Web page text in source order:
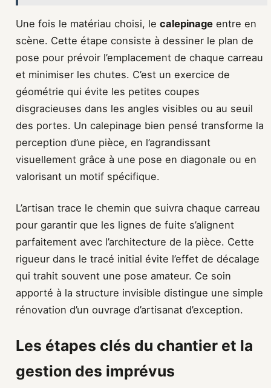
Une fois le matériau choisi, le calepinage entre en
scène. Cette étape consiste à dessiner le plan de
pose pour prévoir l’emplacement de chaque carreau
et minimiser les chutes. C’est un exercice de
géométrie qui évite les petites coupes
disgracieuses dans les angles visibles ou au seuil
des portes. Un calepinage bien pensé transforme la
perception d’une pièce, en l’agrandissant
visuellement grâce à une pose en diagonale ou en
valorisant un motif spécifique.
L’artisan trace le chemin que suivra chaque carreau
pour garantir que les lignes de fuite s’alignent
parfaitement avec l’architecture de la pièce. Cette
rigueur dans le tracé initial évite l’effet de décalage
qui trahit souvent une pose amateur. Ce soin
apporté à la structure invisible distingue une simple
rénovation d’un ouvrage d’artisanat d’exception.
Les étapes clés du chantier et la
gestion des imprévus